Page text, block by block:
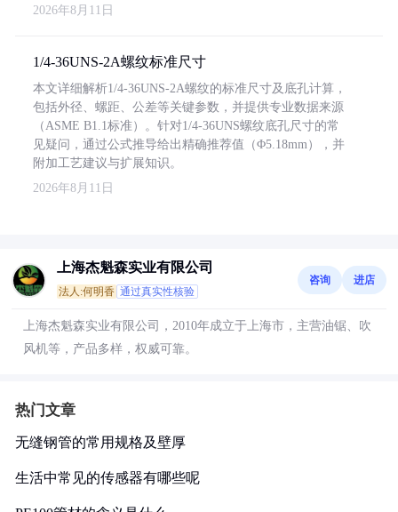
2026年8月11日
1/4-36UNS-2A螺纹标准尺寸
本文详细解析1/4-36UNS-2A螺纹的标准尺寸及底孔计算，
包括外径、螺距、公差等关键参数，并提供专业数据来源
（ASME B1.1标准）。针对1/4-36UNS螺纹底孔尺寸的常
见疑问，通过公式推导给出精确推荐值（Φ5.18mm），并
附加工艺建议与扩展知识。
2026年8月11日
上海杰魁森实业有限公司
法人:何明香 通过真实性核验
咨询 进店
上海杰魁森实业有限公司，2010年成立于上海市，主营油锯、吹
风机等，产品多样，权威可靠。
热门文章
无缝钢管的常用规格及壁厚
生活中常见的传感器有哪些呢